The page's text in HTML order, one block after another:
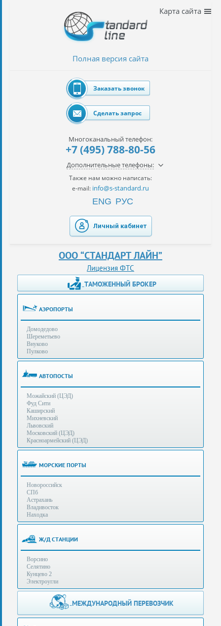
автомобилей
Получение
ЭЦП
за
сутки
услуги
Опыт
оформления
рекомендует
Таможенные
процедуры
(особенности):
Полезная
информация
Стоимость
услуг
Контакты
Заказать
звонок
Сделать
запрос
Многоканальный
телефон:
Дополнительные
+7 (929) 575-
Полная версия сайта
Карта сайта
Заказать звонок
Сделать запрос
Многоканальный телефон:
+7 (495) 788-80-56
Дополнительные телефоны:
Также нам можно написать:
e-mail: info@s-standard.ru
ENG РУС
Личный кабинет
ООО “СТАНДАРТ ЛАЙН”
Лицензия ФТС
ТАМОЖЕННЫЙ БРОКЕР
АЭРОПОРТЫ
Домодедово
Шереметьево
Внуково
Пулково
АВТОПОСТЫ
Можайский (ЦЭД)
Фуд Сити
Каширский
Михневский
Львовский
Московский (ЦЭД)
Красноармейский (ЦЭД)
МОРСКИЕ ПОРТЫ
Новороссийск
СПб
Астрахань
Владивосток
Находка
Ж/Д СТАНЦИИ
Ворсино
Селятино
Кунцево 2
Электроугли
МЕЖДУНАРОДНЫЙ ПЕРЕВОЗЧИК